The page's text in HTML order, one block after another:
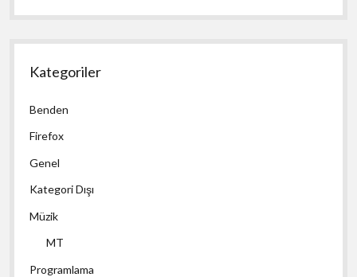
Kategoriler
Benden
Firefox
Genel
Kategori Dışı
Müzik
MT
Programlama